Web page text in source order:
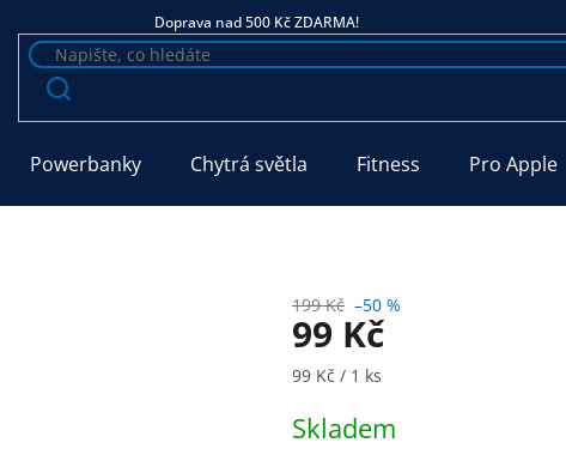
Doprava nad 500 Kč ZDARMA!
Powerbanky Chytrá světla Fitness Pro Apple
199 Kč –50 %
99 Kč
Měrná cena:
99 Kč / 1 ks
Skladem